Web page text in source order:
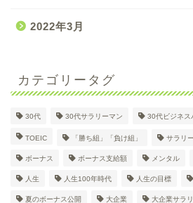
2022年3月
カテゴリータグ
30代 30代サラリーマン 30代ビジネス
TOEIC 「勝ち組」「負け組」 サラリ
ボーナス ボーナス支給額 メンタル
人生 人生100年時代 人生の目標
夏のボーナス公開 大企業 大企業サラ
30代大企業
Dのプ
日